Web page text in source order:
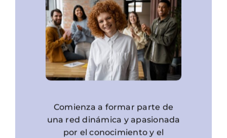
Comienza a formar parte de
una red dinámica y apasionada
por el conocimiento y el